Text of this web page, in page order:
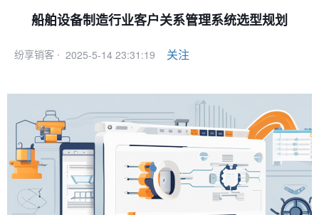
船舶设备制造行业客户关系管理系统选型规划
纷享销客 · 2025-5-14 23:31:19 关注